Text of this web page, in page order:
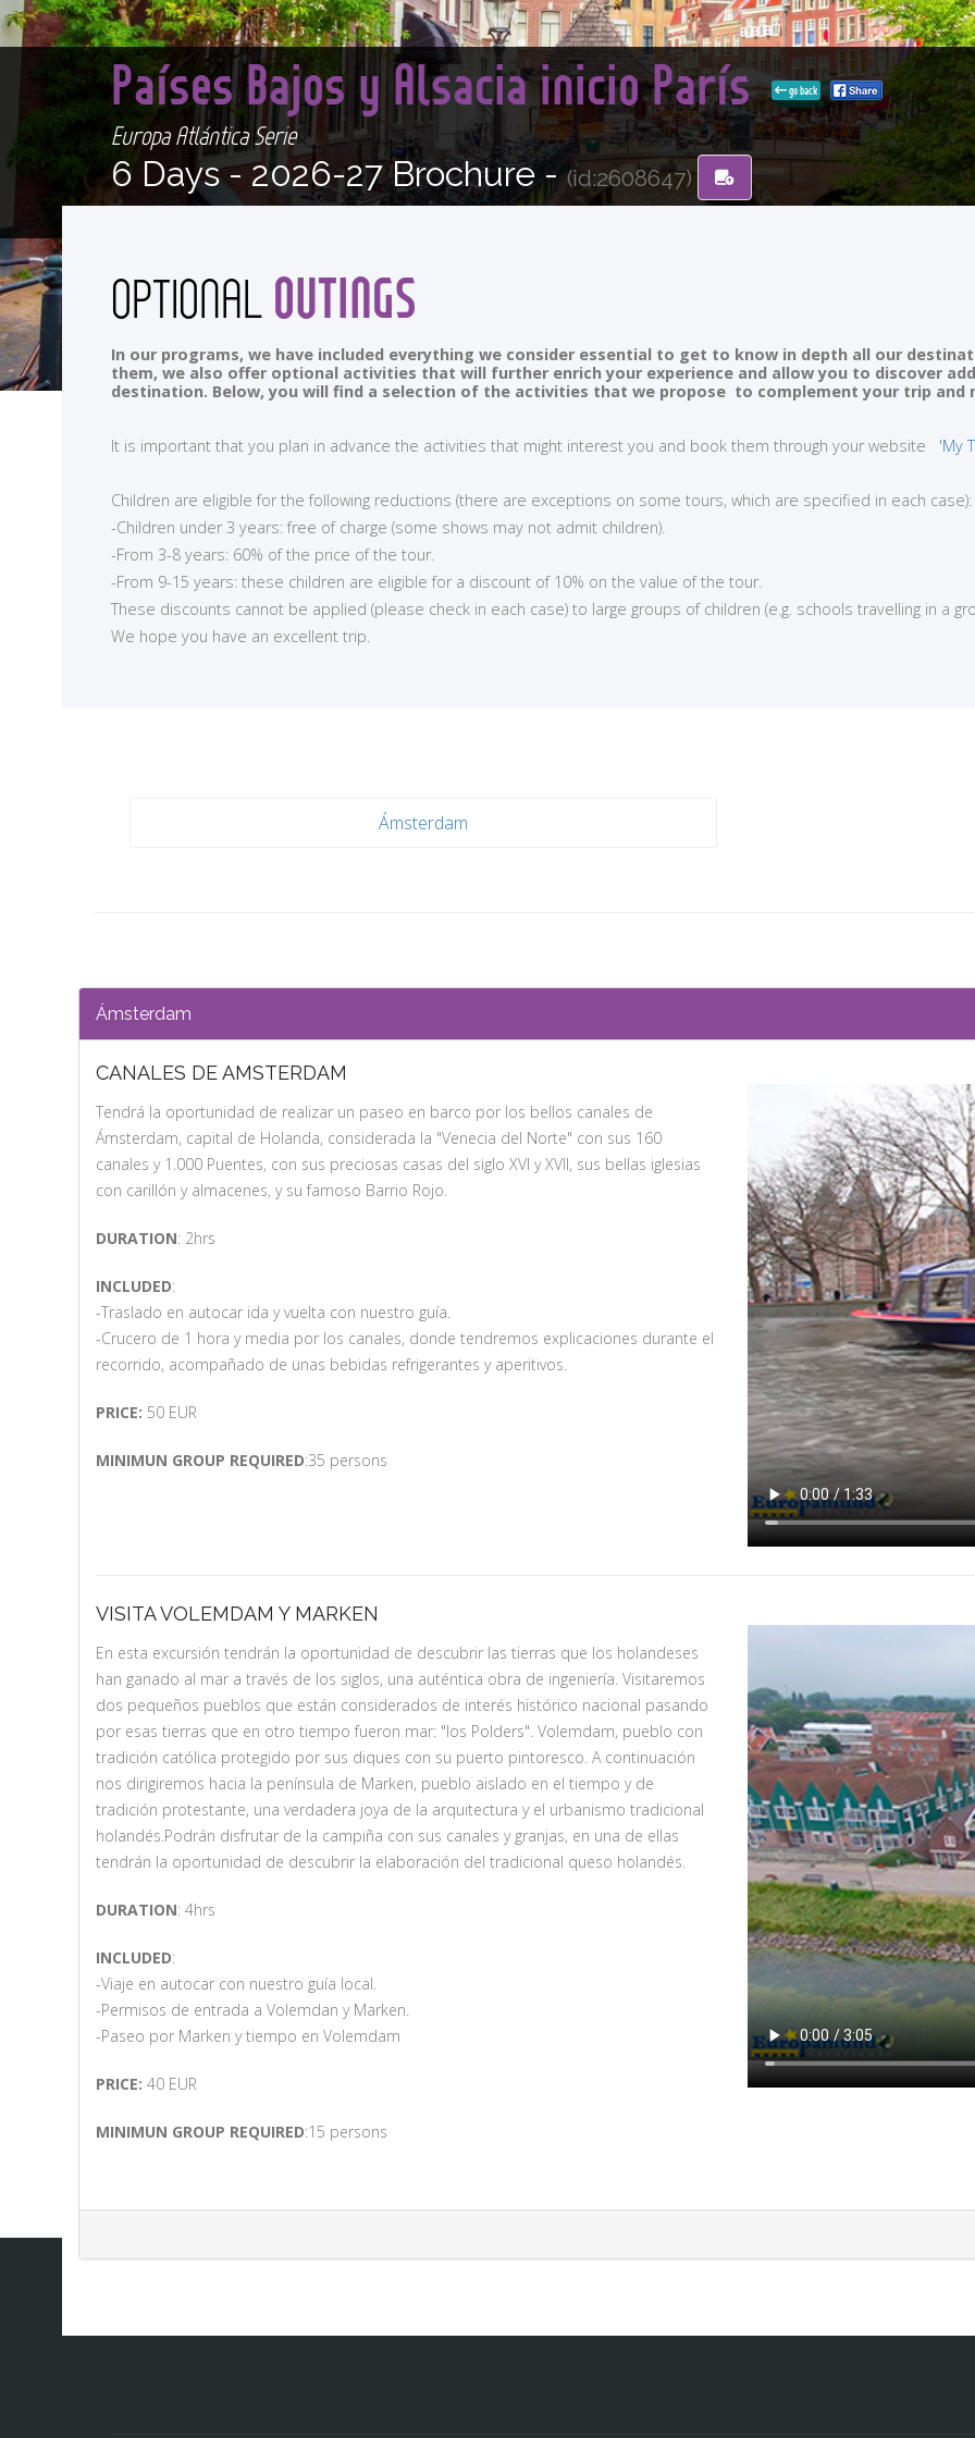
Países Bajos y Alsacia inicio París go back
Europa Atlántica Serie
6 Days -2026-27 Brochure -(id:2608647)
OPTIONALOUTINGS
In our programs, we have included everything we consider essential to get to know in depth all our
them, we also offer optional activities that will further enrich your experience and allow you to discover
destination. Below, you will find a selection of the activities that we propose to complement your trip
It is important that you plan in advance the activities that might interest you and book them through your website 'My
Children are eligible for the following reductions (there are exceptions on some tours, which are specified in each case):
-Children under 3 years: free of charge (some shows may not admit children).
-From 3-8 years: 60% of the price of the tour.
-From 9-15 years: these children are eligible for a discount of 10% on the value of the tour.
These discounts cannot be applied (please check in each case) to large groups of children (e.g. schools travelling in a
We hope you have an excellent trip.
Ámsterdam
Ámsterdam
CANALES DE AMSTERDAM
Tendrá la oportunidad de realizar un paseo en barco por los bellos canales de
Ámsterdam, capital de Holanda, considerada la "Venecia del Norte" con sus 160
canales y 1.000 Puentes, con sus preciosas casas del siglo XVI y XVII, sus bellas iglesias
con carillón y almacenes, y su famoso Barrio Rojo.
DURATION: 2hrs
INCLUDED:
-Traslado en autocar ida y vuelta con nuestro guía.
-Crucero de 1 hora y media por los canales, donde tendremos explicaciones durante el
recorrido, acompañado de unas bebidas refrigerantes y aperitivos.
PRICE: 50 EUR
MINIMUN GROUP REQUIRED:35 persons
VISITA VOLEMDAM Y MARKEN
En esta excursión tendrán la oportunidad de descubrir las tierras que los holandeses
han ganado al mar a través de los siglos, una auténtica obra de ingeniería. Visitaremos
dos pequeños pueblos que están considerados de interés histórico nacional pasando
por esas tierras que en otro tiempo fueron mar: "los Polders". Volemdam, pueblo con
tradición católica protegido por sus diques con su puerto pintoresco. A continuación
nos dirigiremos hacia la península de Marken, pueblo aislado en el tiempo y de
tradición protestante, una verdadera joya de la arquitectura y el urbanismo tradicional
holandés.Podrán disfrutar de la campiña con sus canales y granjas, en una de ellas
tendrán la oportunidad de descubrir la elaboración del tradicional queso holandés.
DURATION: 4hrs
INCLUDED:
-Viaje en autocar con nuestro guía local.
-Permisos de entrada a Volemdan y Marken.
-Paseo por Marken y tiempo en Volemdam
PRICE: 40 EUR
MINIMUN GROUP REQUIRED:15 persons